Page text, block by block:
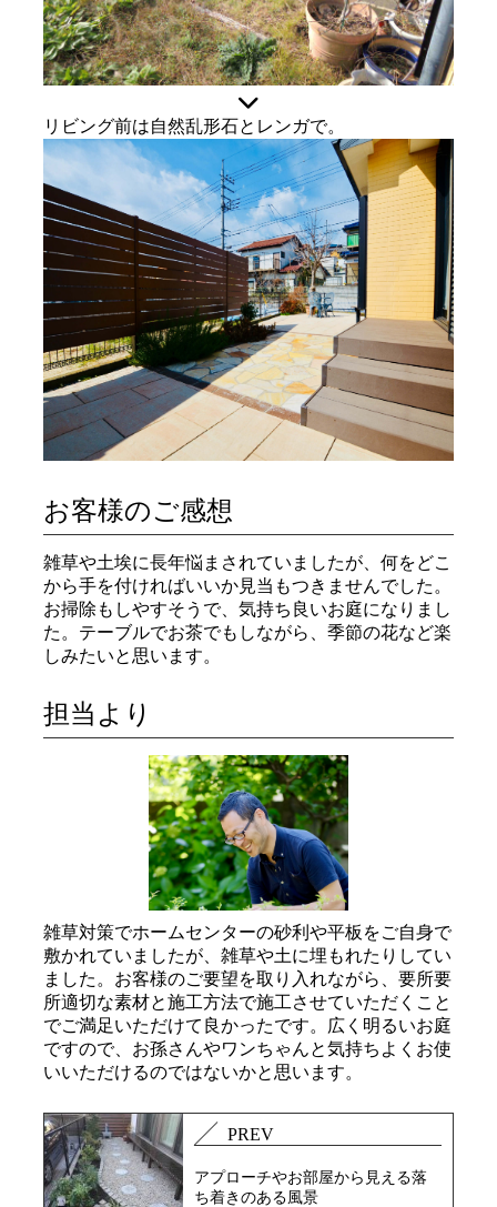
リビング前は自然乱形石とレンガで。
お客様のご感想
雑草や土埃に長年悩まされていましたが、何をどこ
から手を付ければいいか見当もつきませんでした。
お掃除もしやすそうで、気持ち良いお庭になりまし
た。テーブルでお茶でもしながら、季節の花など楽
しみたいと思います。
担当より
雑草対策でホームセンターの砂利や平板をご自身で
敷かれていましたが、雑草や土に埋もれたりしてい
ました。お客様のご要望を取り入れながら、要所要
所適切な素材と施工方法で施工させていただくこと
でご満足いただけて良かったです。広く明るいお庭
ですので、お孫さんやワンちゃんと気持ちよくお使
いいただけるのではないかと思います。
PREV
アプローチやお部屋から見える落
ち着きのある風景